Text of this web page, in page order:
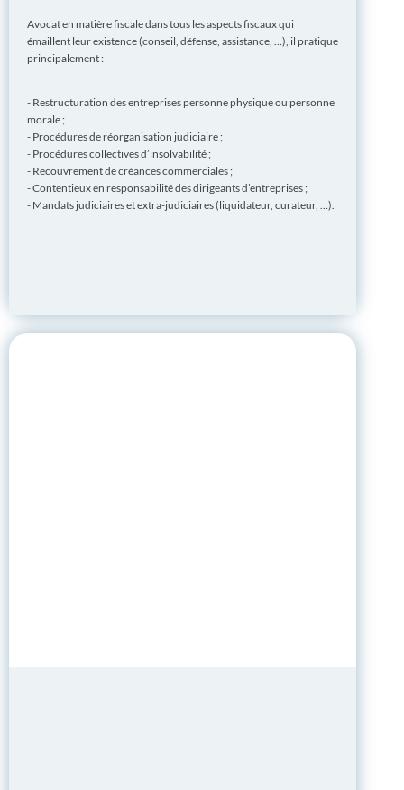
Avocat en matière fiscale dans tous les aspects fiscaux qui
émaillent leur existence (conseil, défense, assistance, …), il pratique
principalement :
- Restructuration des entreprises personne physique ou personne
morale ;
- Procédures de réorganisation judiciaire ;
- Procédures collectives d’insolvabilité ;
- Recouvrement de créances commerciales ;
- Contentieux en responsabilité des dirigeants d’entreprises ;
- Mandats judiciaires et extra-judiciaires (liquidateur, curateur, …).